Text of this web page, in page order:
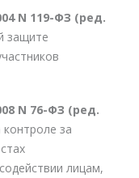
N 119-ФЗ (ред.
защите
N 76-ФЗ (ред.
за
лицам,